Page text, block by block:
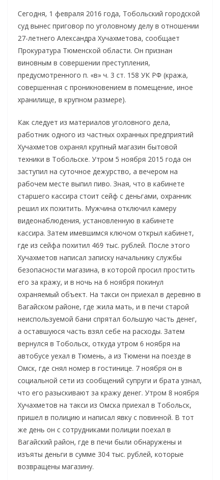
Сегодня, 1 февраля 2016 года, Тобольский городской
суд вынес приговор по уголовному делу в отношении
27-летнего Александра Хучахметова, сообщает
Прокуратура Тюменской области. Он признан
виновным в совершении преступления,
предусмотренного п. «в» ч. 3 ст. 158 УК РФ (кража,
совершенная с проникновением в помещение, иное
хранилище, в крупном размере).
Как следует из материалов уголовного дела,
работник одного из частных охранных предприятий
Хучахметов охранял крупный магазин бытовой
техники в Тобольске. Утром 5 ноября 2015 года он
заступил на суточное дежурство, а вечером на
рабочем месте выпил пиво. Зная, что в кабинете
старшего кассира стоит сейф с деньгами, охранник
решил их похитить. Мужчина отключил камеру
видеонаблюдения, установленную в кабинете
кассира. Затем имевшимся ключом открыл кабинет,
где из сейфа похитил 469 тыс. рублей. После этого
Хучахметов написал записку начальнику службы
безопасности магазина, в которой просил простить
его за кражу, и в ночь на 6 ноября покинул
охраняемый объект. На такси он приехал в деревню в
Вагайском районе, где жила мать, и в печи старой
неиспользуемой бани спрятал большую часть денег,
а оставшуюся часть взял себе на расходы. Затем
вернулся в Тобольск, откуда утром 6 ноября на
автобусе уехал в Тюмень, а из Тюмени на поезде в
Омск, где снял номер в гостинице. 7 ноября он в
социальной сети из сообщений супруги и брата узнал,
что его разыскивают за кражу денег. Утром 8 ноября
Хучахметов на такси из Омска приехал в Тобольск,
пришел в полицию и написал явку с повинной. В тот
же день он с сотрудниками полиции поехал в
Вагайский район, где в печи были обнаружены и
изъяты деньги в сумме 304 тыс. рублей, которые
возвращены магазину.